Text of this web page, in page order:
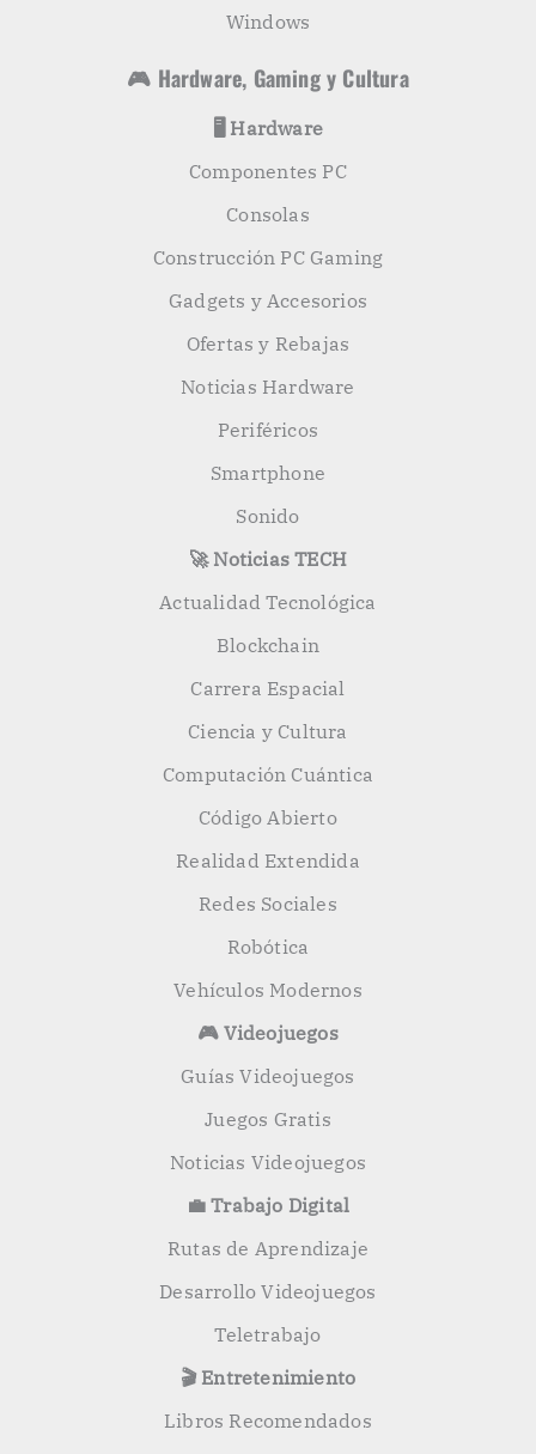
Windows
🎮 Hardware, Gaming y Cultura
🖥️ Hardware
Componentes PC
Consolas
Construcción PC Gaming
Gadgets y Accesorios
Ofertas y Rebajas
Noticias Hardware
Periféricos
Smartphone
Sonido
🚀 Noticias TECH
Actualidad Tecnológica
Blockchain
Carrera Espacial
Ciencia y Cultura
Computación Cuántica
Código Abierto
Realidad Extendida
Redes Sociales
Robótica
Vehículos Modernos
🎮 Videojuegos
Guías Videojuegos
Juegos Gratis
Noticias Videojuegos
💼 Trabajo Digital
Rutas de Aprendizaje
Desarrollo Videojuegos
Teletrabajo
🎬 Entretenimiento
Libros Recomendados